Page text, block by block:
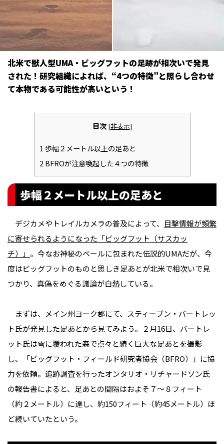
北米で獣人型UMA・ビッグフットの足跡が相次いで発見
された！研究組織によれば、“4つの特徴”と照らし合わせ
て本物である可能性が高いという――！
目次 [非表示]
1歩幅２メートル以上の足あと
2BFROが注意喚起した４つの特徴
歩幅２メートル以上の足あと
デジカメやトレイルカメラの普及によって、 目撃情報が頻繁
に寄せられるようになった「ビッグフット（サスカッ
チ）」 。今なお神秘のベールに包まれた伝説的UMAだが、今
度はビッグフットのものと思しき足あとが北米で相次いで見
つかり、真偽をめぐる議論が白熱している。
まずは、メイン州ヨーク郡にて、スティーブン・バートレッ
ト氏が発見した足あとから見てみよう。２月16日、バートレ
ット氏は雪に覆われた森で点々と続く巨大な足あとを撮影
し、「ビッグフット・フィールド研究者協会（BFRO）」に協
力を依頼。追跡調査を行ったオンタリオ・リチャードソン氏
の報告書によると、足あとの間隔はおよそ７～８フィート
（約２メートル）に達し、約150フィート（約45メートル）ほ
ど続いていたという。